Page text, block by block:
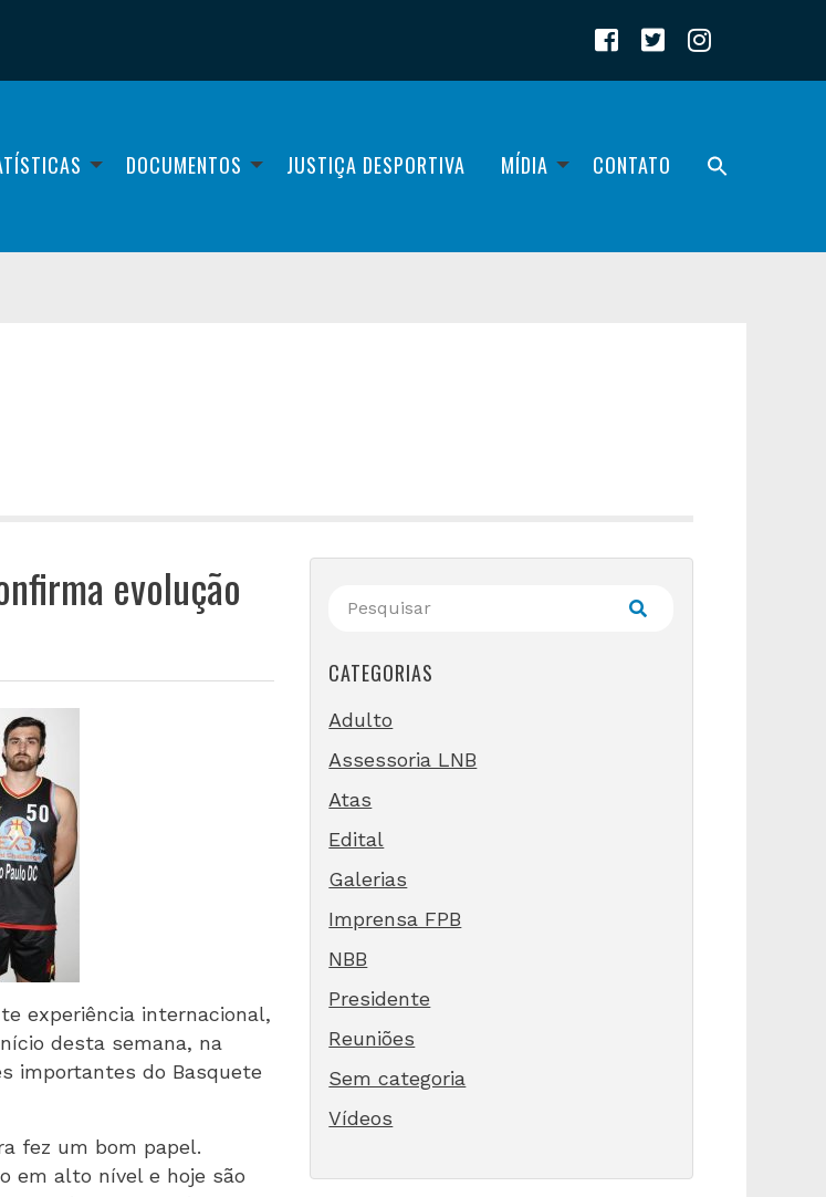
DOCUMENTOS JUSTIÇA DESPORTIVA MÍDIA CONTATO
evolução
experiência internacional,
desta semana, na
importantes do Basquete
fez um bom papel.
em alto nível e hoje são
CATEGORIAS
Adulto
Assessoria LNB
Atas
Edital
Galerias
Imprensa FPB
NBB
Presidente
Reuniões
Sem categoria
Vídeos